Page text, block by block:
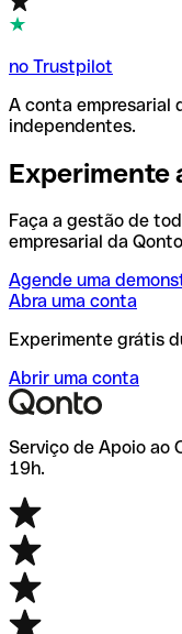
no Trustpilot
A conta empresarial
independentes.
Experimente
Faça a gestão de
empresarial da
Agende uma
Abra uma conta
Experimente grátis
Abrir uma conta
Serviço de Apoio ao
19h.